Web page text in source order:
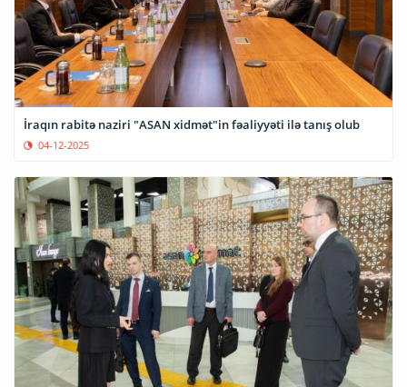
İraqın rabitə naziri "ASAN xidmət"in fəaliyyəti ilə tanış olub
04-12-2025